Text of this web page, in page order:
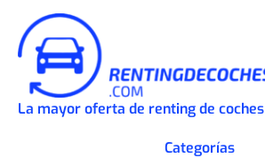
La mayor oferta de renting de coches
Categorías